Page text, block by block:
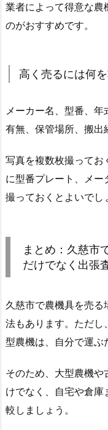
業者によって得意な農
のがおすすめです。
高く売るには何
メーカー名、型番、
有無、保管場所、搬出
写真を複数枚撮ってお
に型番プレート、メ
撮っておくとよいでし
まとめ：久慈市
だけでなく出張
久慈市で農機具を売
法もあります。ただし
型農機は、自分で運ぶ
そのため、大型農機
けでなく、自宅や倉
較しましょう。